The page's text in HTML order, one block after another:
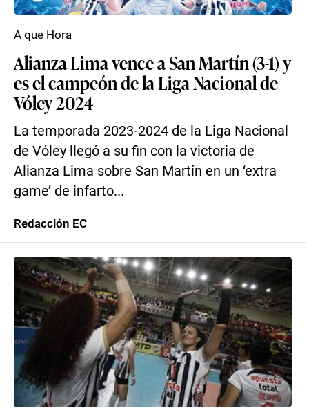
Alianza Lima vence a San Martín (3-1) y
es el campeón de la Liga Nacional de
Vóley 2024
La temporada 2023-2024 de la Liga Nacional
de Vóley llegó a su fin con la victoria de
Alianza Lima sobre San Martín en un ‘extra
game’ de infarto...
A que Hora
Redacción EC